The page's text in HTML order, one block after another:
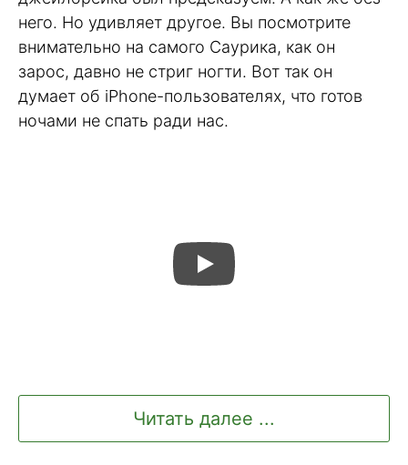
него. Но удивляет другое. Вы посмотрите
внимательно на самого Саурика, как он
зарос, давно не стриг ногти. Вот так он
думает об iPhone-пользователях, что готов
ночами не спать ради нас.
Читать далее ...